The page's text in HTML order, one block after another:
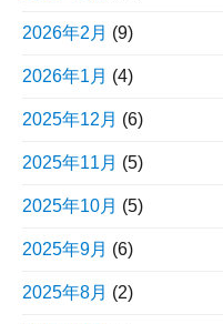
2026年2月 (9)
2026年1月 (4)
2025年12月 (6)
2025年11月 (5)
2025年10月 (5)
2025年9月 (6)
2025年8月 (2)